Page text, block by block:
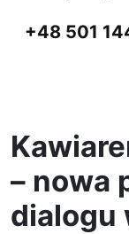
+48 501
– nowa
dialogu